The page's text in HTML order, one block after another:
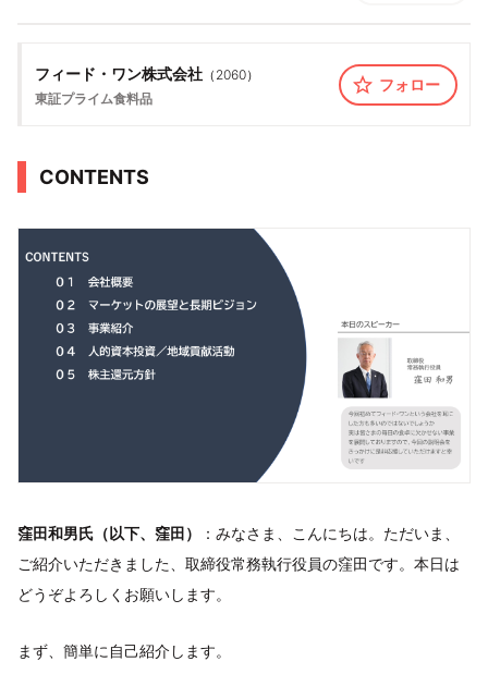
フィード・ワン株式会社 （ 2060）
東証プライム食料品
フォロー
CONTENTS
窪田和男氏（以下、窪田）
：みなさま、こんにちは。ただいま、
ご紹介いただきました、取締役常務執行役員の窪田です。本日は
どうぞよろしくお願いします。
まず、簡単に自己紹介します。